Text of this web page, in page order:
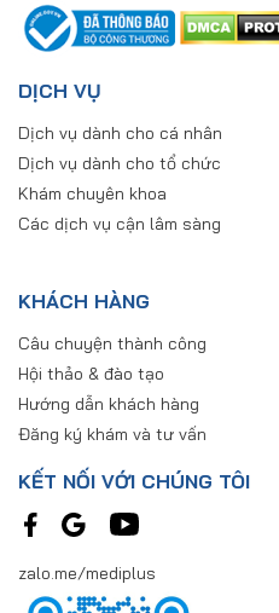
DỊCH VỤ
Dịch vụ dành cho cá nhân
Dịch vụ dành cho tổ chức
Khám chuyên khoa
Các dịch vụ cận lâm sàng
KHÁCH HÀNG
Câu chuyện thành công
Hội thảo & đào tạo
Hướng dẫn khách hàng
Đăng ký khám và tư vấn
KẾT NỐI VỚI CHÚNG TÔI
zalo.me/mediplus